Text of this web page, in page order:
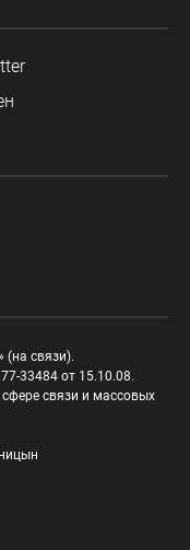
(на связи).
33484 от 15.10.08.
связи и массовых